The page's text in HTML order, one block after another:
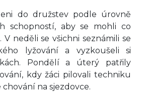
do družstev podle úrovně
schopností, aby se mohli co
neděli se všichni seznámili se
lyžování a vyzkoušeli si
Pondělí a úterý patřily
kdy žáci pilovali techniku
na sjezdovce.